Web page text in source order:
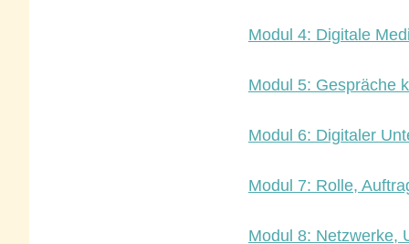
Modul 4: Digitale
Modul 5: Gespräche
Modul 6: Digitaler
Modul 7: Rolle,
Modul 8: Netzwerke,